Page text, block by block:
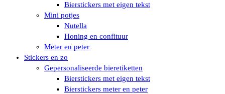
Bierstickers met eigen tekst
Mini potjes
Nutella
Honing en confituur
Meter en peter
Stickers en zo
Gepersonaliseerde bieretiketten
Bierstickers met eigen tekst
Bierstickers meter en peter